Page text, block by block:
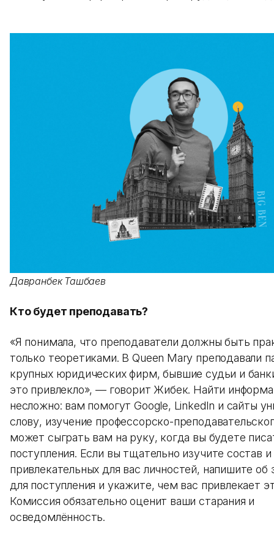
Давранбек Ташбаев
Кто будет преподавать?
«Я понимала, что преподаватели должны быть
только теоретиками. В Queen Mary преподавали
крупных юридических фирм, бывшие судьи и
это привлекло», — говорит Жибек. Найти
несложно: вам помогут Google, LinkedIn и сайты
слову, изучение профессорско-
может сыграть вам на руку, когда вы будете
поступления. Если вы тщательно изучите состав
привлекательных для вас личностей, напишите об
для поступления и укажите, чем вас привлекает
Комиссия обязательно оценит ваши старания и
осведомлённость.